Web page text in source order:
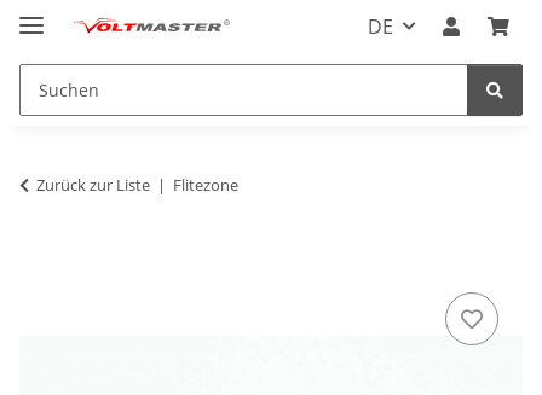
DE
Zurück zur Liste Flitezone